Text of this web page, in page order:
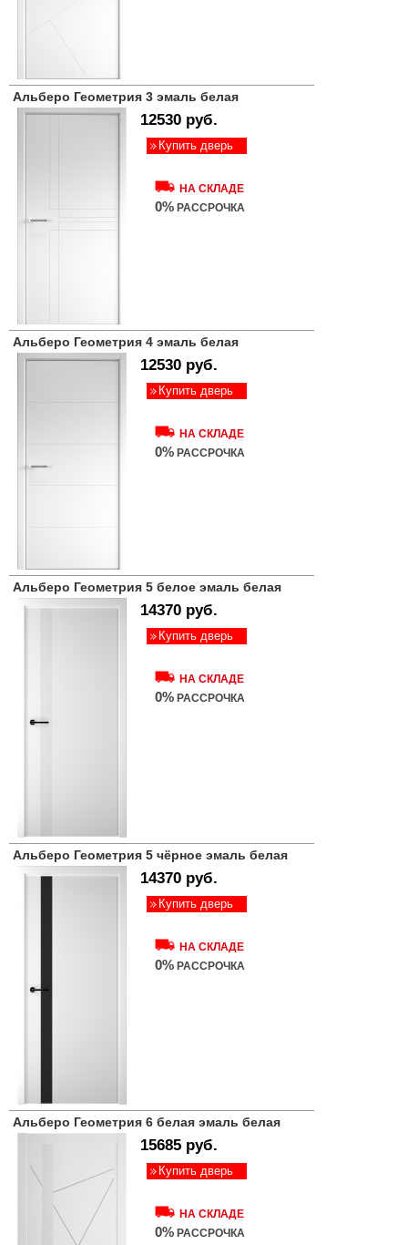
Альберо Геометрия 3 эмаль белая
12530 руб.
Купить дверь
НА СКЛАДЕ
0% РАССРОЧКА
Альберо Геометрия 4 эмаль белая
12530 руб.
Купить дверь
НА СКЛАДЕ
0% РАССРОЧКА
Альберо Геометрия 5 белое эмаль белая
14370 руб.
Купить дверь
НА СКЛАДЕ
0% РАССРОЧКА
Альберо Геометрия 5 чёрное эмаль белая
14370 руб.
Купить дверь
НА СКЛАДЕ
0% РАССРОЧКА
Альберо Геометрия 6 белая эмаль белая
15685 руб.
Купить дверь
НА СКЛАДЕ
0% РАССРОЧКА